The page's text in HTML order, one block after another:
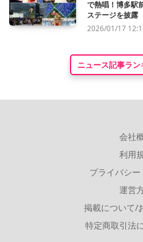
で熱唱！博多駅
ステージを披露
2026/01/17
ニュース記事ラ
会社
利用
プライバシ
運営
掲載について/
特定商取引法